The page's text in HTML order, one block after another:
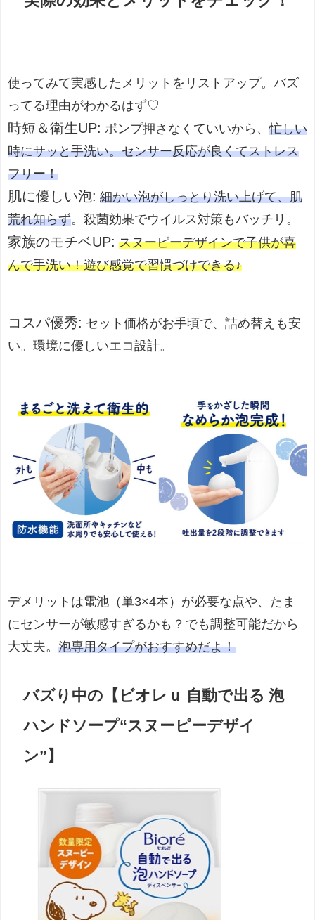
使ってみて実感したメリットをリストアップ。バズ
ってる理由がわかるはず♡
時短＆衛生UP: ポンプ押さなくていいから、忙しい
時にサッと手洗い。センサー反応が良くてストレス
フリー！
肌に優しい泡: 細かい泡がしっとり洗い上げて、肌
荒れ知らず。殺菌効果でウイルス対策もバッチリ。
家族のモチベUP: スヌーピーデザインで子供が喜
んで手洗い！遊び感覚で習慣づけできる♪
コスパ優秀: セット価格がお手頃で、詰め替えも安
い。環境に優しいエコ設計。
デメリットは電池（単3×4本）が必要な点や、たま
にセンサーが敏感すぎるかも？でも調整可能だから
大丈夫。 泡専用タイプがおすすめだよ！
バズり中の【ビオレｕ 自動で出る 泡
ハンドソープ“スヌーピーデザイ
ン”】